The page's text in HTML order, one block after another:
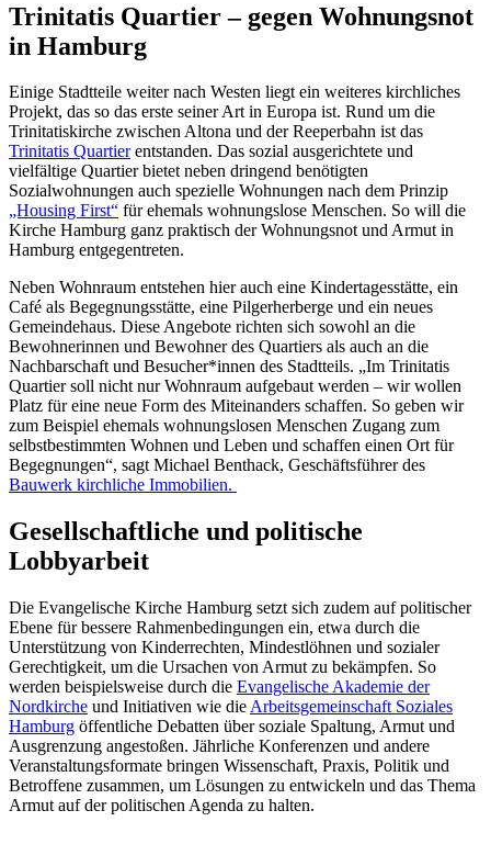
Trinitatis Quartier – gegen Wohnungsnot
in Hamburg
Einige Stadtteile weiter nach Westen liegt ein weiteres kirchliches
Projekt, das so das erste seiner Art in Europa ist. Rund um die
Trinitatiskirche zwischen Altona und der Reeperbahn ist das
Trinitatis Quartierentstanden. Das sozial ausgerichtete und
vielfältige Quartier bietet neben dringend benötigten
Sozialwohnungen auch spezielle Wohnungen nach dem Prinzip
„Housing First“ für ehemals wohnungslose Menschen. So will die
Kirche Hamburg ganz praktisch der Wohnungsnot und Armut in
Hamburg entgegentreten.
Neben Wohnraum entstehen hier auch eine Kindertagesstätte, ein
Café als Begegnungsstätte, eine Pilgerherberge und ein neues
Gemeindehaus. Diese Angebote richten sich sowohl an die
Bewohnerinnen und Bewohner des Quartiers als auch an die
Nachbarschaft und Besucher*innen des Stadtteils. „Im Trinitatis
Quartier soll nicht nur Wohnraum aufgebaut werden – wir wollen
Platz für eine neue Form des Miteinanders schaffen. So geben wir
zum Beispiel ehemals wohnungslosen Menschen Zugang zum
selbstbestimmten Wohnen und Leben und schaffen einen Ort für
Begegnungen“, sagt Michael Benthack, Geschäftsführer des
Bauwerk kirchliche Immobilien.
Gesellschaftliche und politische
Lobbyarbeit
Die Evangelische Kirche Hamburg setzt sich zudem auf politischer
Ebene für bessere Rahmenbedingungen ein, etwa durch die
Unterstützung von Kinderrechten, Mindestlöhnen und sozialer
Gerechtigkeit, um die Ursachen von Armut zu bekämpfen. So
werden beispielsweise durch die Evangelische Akademie der
Nordkirche und Initiativen wie die Arbeitsgemeinschaft Soziales
Hamburg öffentliche Debatten über soziale Spaltung, Armut und
Ausgrenzung angestoßen. Jährliche Konferenzen und andere
Veranstaltungsformate bringen Wissenschaft, Praxis, Politik und
Betroffene zusammen, um Lösungen zu entwickeln und das Thema
Armut auf der politischen Agenda zu halten.